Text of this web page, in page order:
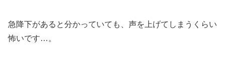
急降下があると分かっていても、声を上げてしまうくらい
怖いです…。